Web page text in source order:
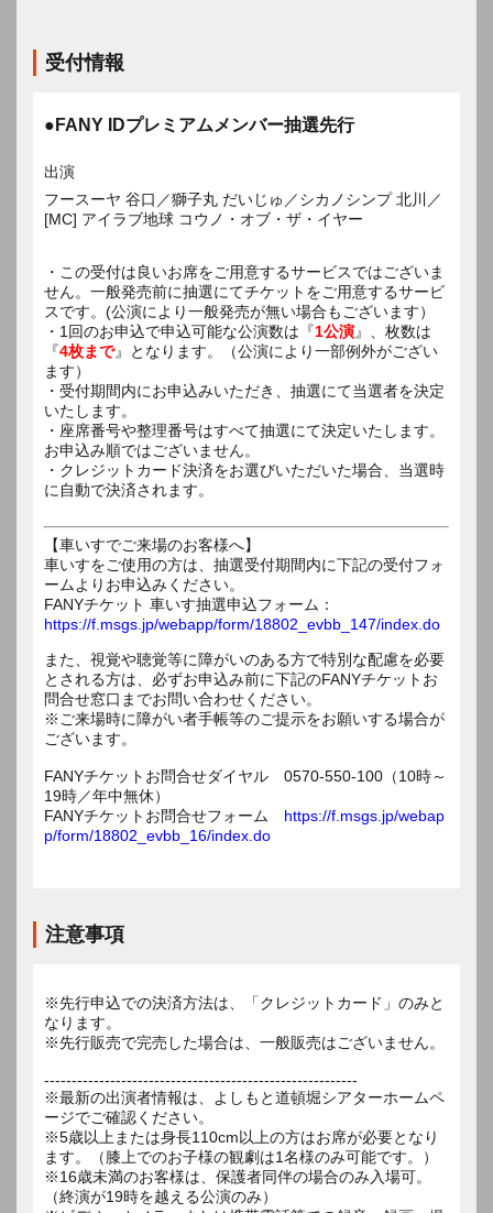
受付情報
●FANY IDプレミアムメンバー抽選先行
出演
フースーヤ 谷口／獅子丸 だいじゅ／シカノシンプ 北川／
[MC] アイラブ地球 コウノ・オブ・ザ・イヤー
・この受付は良いお席をご用意するサービスではございま
せん。一般発売前に抽選にてチケットをご用意するサービ
スです。(公演により一般発売が無い場合もございます）
・1回のお申込で申込可能な公演数は『1公演』、枚数は
『4枚まで』となります。（公演により一部例外がござい
ます）
・受付期間内にお申込みいただき、抽選にて当選者を決定
いたします。
・座席番号や整理番号はすべて抽選にて決定いたします。
お申込み順ではございません。
・クレジットカード決済をお選びいただいた場合、当選時
に自動で決済されます。
【車いすでご来場のお客様へ】
車いすをご使用の方は、抽選受付期間内に下記の受付フォ
ームよりお申込みください。
FANYチケット 車いす抽選申込フォーム：
https://f.msgs.jp/webapp/form/18802_evbb_147/index.do
また、視覚や聴覚等に障がいのある方で特別な配慮を必要
とされる方は、必ずお申込み前に下記のFANYチケットお
問合せ窓口までお問い合わせください。
※ご来場時に障がい者手帳等のご提示をお願いする場合が
ございます。
FANYチケットお問合せダイヤル 0570-550-100（10時～
19時／年中無休）
FANYチケットお問合せフォーム https://f.msgs.jp/webap
p/form/18802_evbb_16/index.do
注意事項
※先行申込での決済方法は、「クレジットカード」のみと
なります。
※先行販売で完売した場合は、一般販売はございません。
---------------------------------------------------------
※最新の出演者情報は、よしもと道頓堀シアターホームペ
ージでご確認ください。
※5歳以上または身長110cm以上の方はお席が必要となり
ます。（膝上でのお子様の観劇は1名様のみ可能です。）
※16歳未満のお客様は、保護者同伴の場合のみ入場可。
（終演が19時を越える公演のみ）